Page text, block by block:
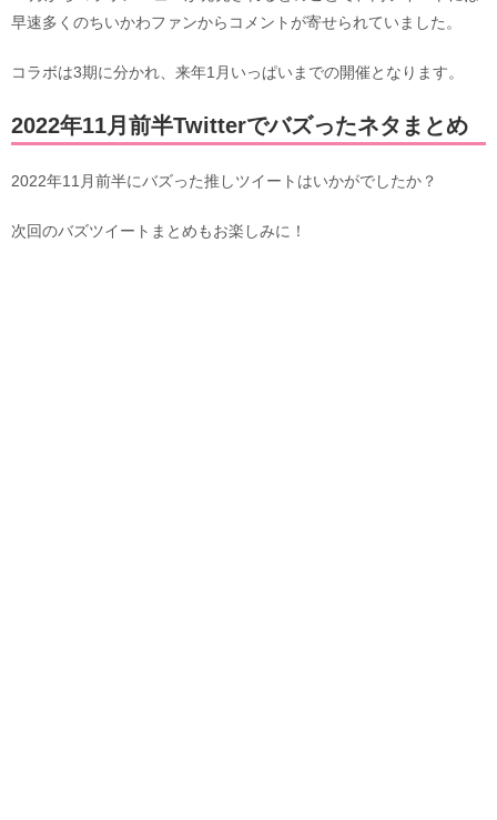
早速多くのちいかわファンからコメントが寄せられていました。
コラボは3期に分かれ、来年1月いっぱいまでの開催となります。
2022年11月前半Twitterでバズったネタまとめ
2022年11月前半にバズった推しツイートはいかがでしたか？
次回のバズツイートまとめもお楽しみに！